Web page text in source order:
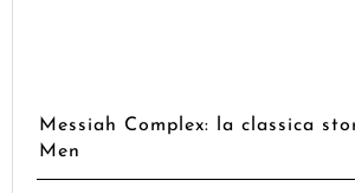
Messiah Complex: la classica
Men